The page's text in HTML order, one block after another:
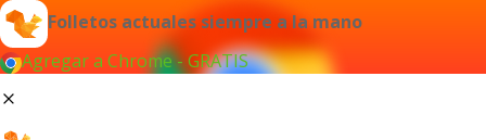
Folletos actuales siempre a la mano
Agregar a Chrome - GRATIS